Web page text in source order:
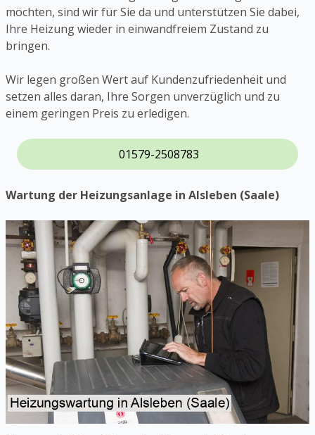
möchten, sind wir für Sie da und unterstützen Sie dabei,
Ihre Heizung wieder in einwandfreiem Zustand zu
bringen.
Wir legen großen Wert auf Kundenzufriedenheit und
setzen alles daran, Ihre Sorgen unverzüglich und zu
einem geringen Preis zu erledigen.
01579-2508783
Wartung der Heizungsanlage in Alsleben (Saale)